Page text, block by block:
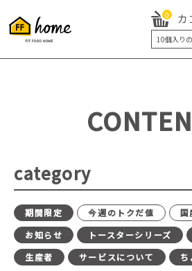
0 カ
10個入り
5個入り
20個入り
category
期間限定 今週のトクだ値
国
お知らせ
トースターシリーズ
生産者
サービスについて
ち